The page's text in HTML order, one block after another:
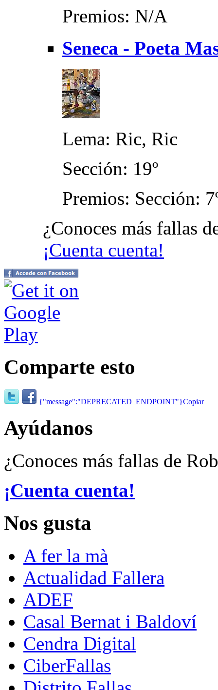
Premios: N/A
Seneca - Poeta
Lema: Ric, Ric
Sección: 19º
Premios: Sección:
¿Conoces más fallas
¡Cuenta cuenta!
Comparte esto
{"message":"DEPRECATED_ENDPOINT"}Copiar
Ayúdanos
¿Conoces más fallas de
¡Cuenta cuenta!
Nos gusta
A fer la mà
Actualidad Fallera
ADEF
Casal Bernat i Baldoví
Cendra Digital
CiberFallas